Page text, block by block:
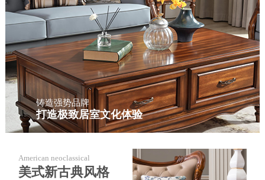
铸造强势品牌
打造极致居室文化体验
American neoclassical
美式新古典风格